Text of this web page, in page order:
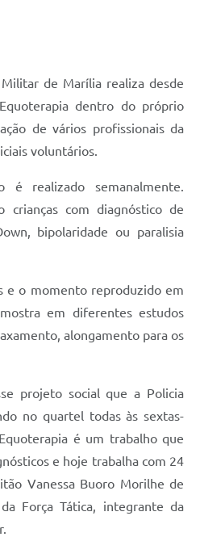
de Marília realiza desde
dentro do próprio
de vários profissionais da
voluntários.
é realizado semanalmente.
crianças com diagnóstico de
bipolaridade ou paralisia
e o momento reproduzido em
em diferentes estudos
alongamento para os
projeto social que a Policia
no quartel todas às sextas-
é um trabalho que
e hoje trabalha com 24
Vanessa Buoro Morilhe de
Força Tática, integrante da